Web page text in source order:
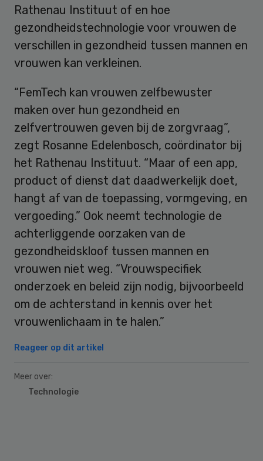
Rathenau Instituut of en hoe
gezondheidstechnologie voor vrouwen de
verschillen in gezondheid tussen mannen en
vrouwen kan verkleinen.
“FemTech kan vrouwen zelfbewuster
maken over hun gezondheid en
zelfvertrouwen geven bij de zorgvraag”,
zegt Rosanne Edelenbosch, coördinator bij
het Rathenau Instituut. “Maar of een app,
product of dienst dat daadwerkelijk doet,
hangt af van de toepassing, vormgeving, en
vergoeding.” Ook neemt technologie de
achterliggende oorzaken van de
gezondheidskloof tussen mannen en
vrouwen niet weg. “Vrouwspecifiek
onderzoek en beleid zijn nodig, bijvoorbeeld
om de achterstand in kennis over het
vrouwenlichaam in te halen.”
Reageer op dit artikel
Meer over:
Technologie